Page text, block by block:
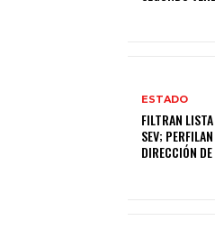
ESTADO
FILTRAN
SEV;
DIRECCIÓN